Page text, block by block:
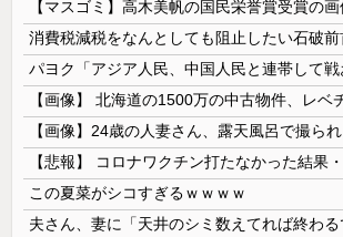
【悲報】 コロナワクチン打たなかった結果
この夏菜がシコすぎるｗｗｗｗ